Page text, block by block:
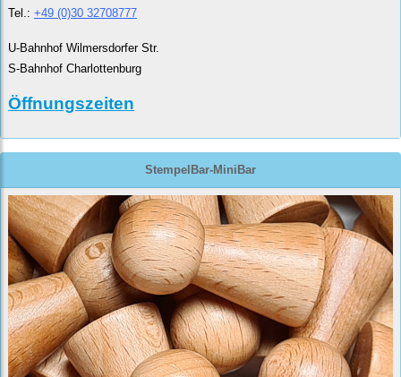
Tel.: +49 (0)30 32708777
U-Bahnhof Wilmersdorfer Str.
S-Bahnhof Charlottenburg
Öffnungszeiten
StempelBar-MiniBar